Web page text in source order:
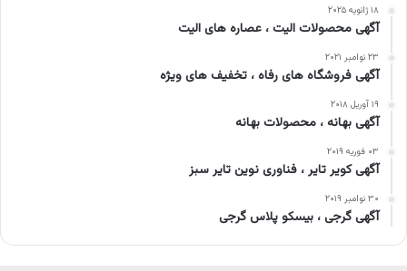
۱۸ ژانویه ۲۰۲۵
آگهی محصولات الیت ، عصاره های الیت
۲۳ نوامبر ۲۰۲۱
آگهی فروشگاه های رفاه ، تخفیف های ویژه
۱۹ آوریل ۲۰۱۸
آگهی بهانه ، محصولات بهانه
۰۳ فوریه ۲۰۱۹
آگهی کویر تایر ، فناوری نوین تایر سبز
۳۰ نوامبر ۲۰۱۹
آگهی گرجی ، بیسکو پلاس گرجی